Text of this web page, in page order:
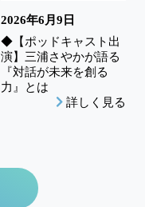
2026年6月9日
◆【ポッドキャスト出
演】三浦さやかが語る
『対話が未来を創る
力』とは
詳しく見る